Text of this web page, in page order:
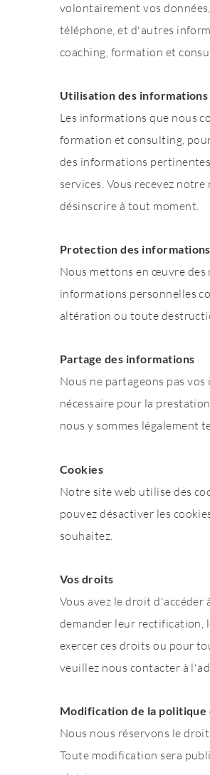
volontairement vos
téléphone, et d'autres
coaching, formation et
Utilisation des informations
​Les informations que nous
formation et consulting,
des informations
services. Vous recevez
désinscrire à tout moment.
Protection des informations
​Nous mettons en œuvre des
informations personnelles
altération ou toute
Partage des informations
​Nous ne partageons pas
nécessaire pour la
nous y sommes légalement
Cookies
​Notre site web utilise des
pouvez désactiver les
souhaitez.
Vos droits
​Vous avez le droit
demander leur rectification,
exercer ces droits ou pour
veuillez nous contacter à
Modification de la
​Nous nous réservons le
Toute modification sera